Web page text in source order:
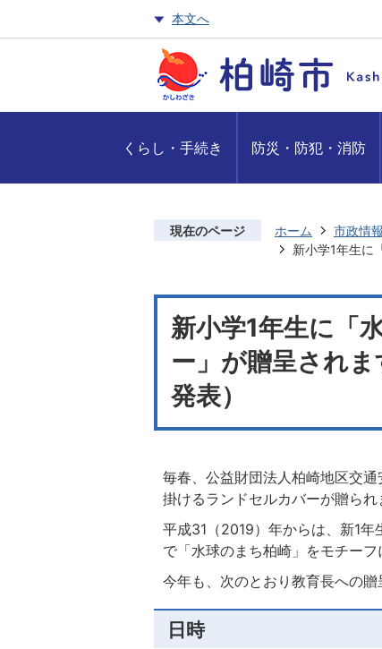
本文へ
くらし・手続き 防災・防犯・消防
現在のページ ホーム 市政情報
新小学1年生に
新小学1年生に「
ー」が贈呈され
発表）
毎春、公益財団法人柏崎地区交
掛けるランドセルカバーが贈られ
平成31（2019）年からは、新1
で「水球のまち柏崎」をモチー
今年も、次のとおり教育長への贈
日時